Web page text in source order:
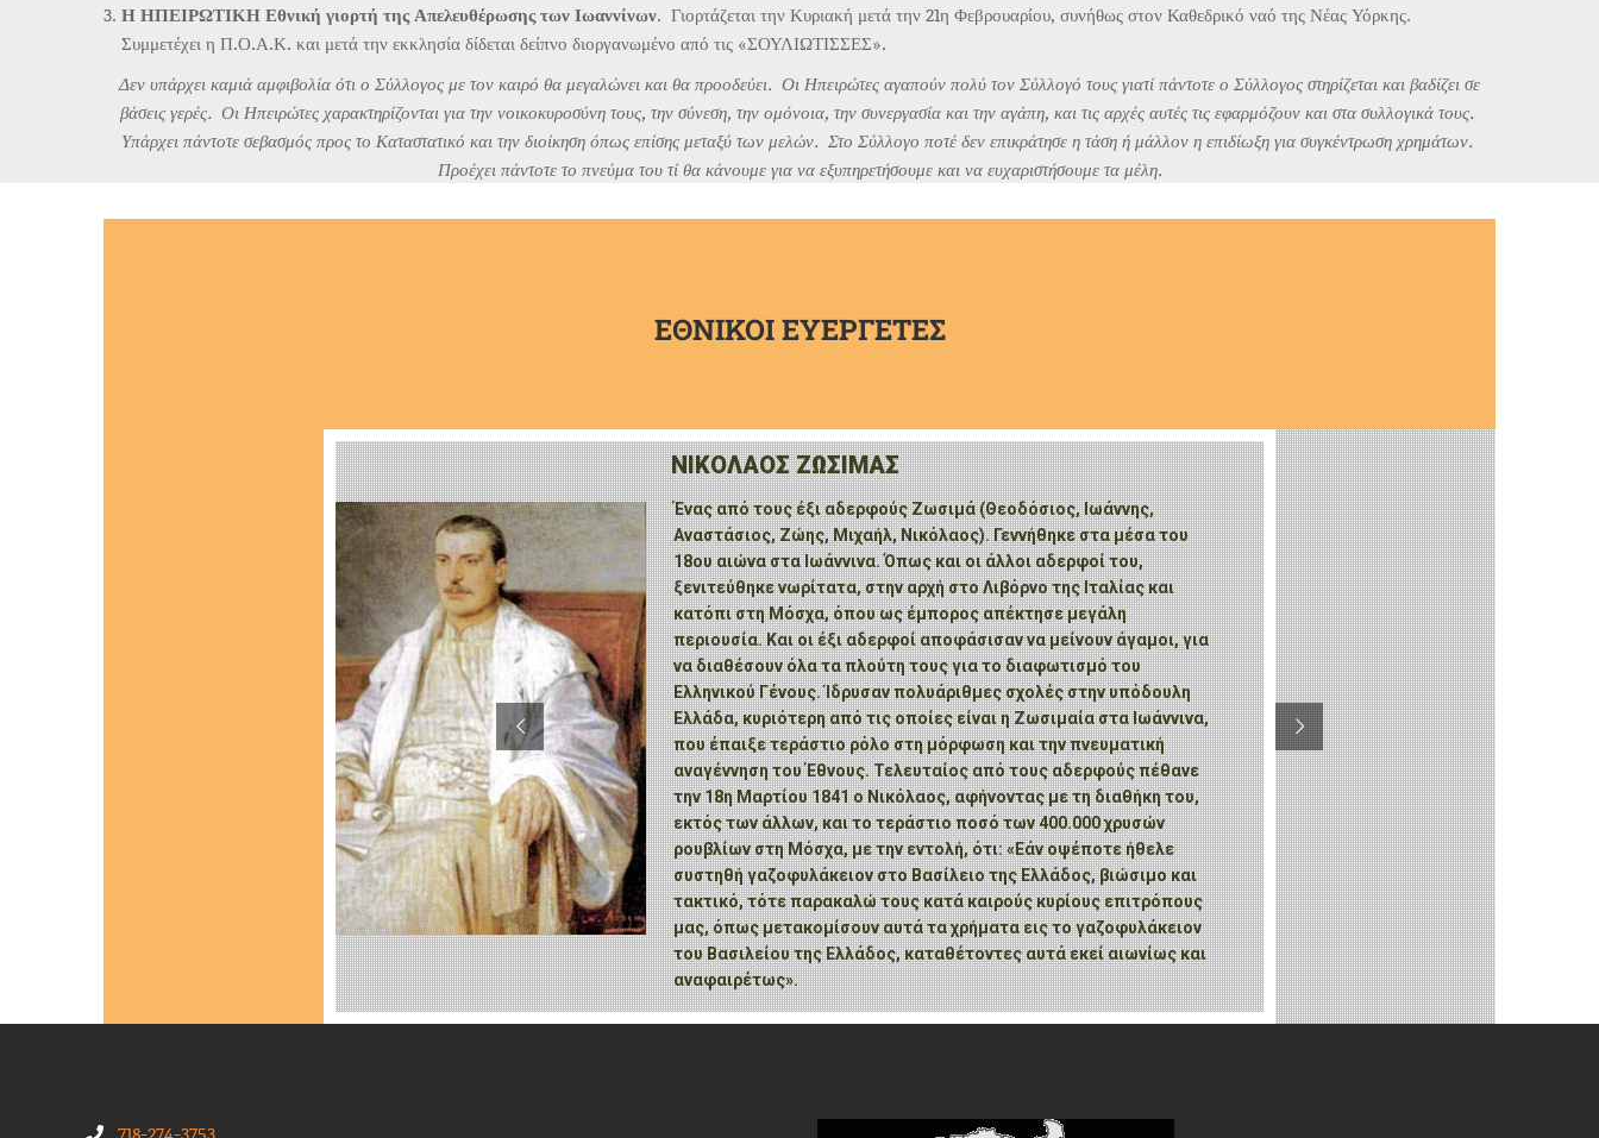
Η ΗΠΕΙΡΩΤΙΚΗ Εθνική γιορτή της Απελευθέρωσης των Ιωαννίνων. Γιορτάζεται την Κυριακή μετά την 21η Φεβρουαρίου, συνήθως στον Καθεδρικό ναό της Νέας Υόρκης.
Συμμετέχει η Π.Ο.Α.Κ. και μετά την εκκλησία δίδεται δείπνο διοργανωμένο από τις «ΣΟΥΛΙΩΤΙΣΣΕΣ».
Δεν υπάρχει καμιά αμφιβολία ότι ο Σύλλογος με τον καιρό θα μεγαλώνει και θα προοδεύει. Οι Ηπειρώτες αγαπούν πολύ τον Σύλλογό τους γιατί πάντοτε ο Σύλλογος στηρίζεται και βαδίζει σε
βάσεις γερές. Οι Ηπειρώτες χαρακτηρίζονται για την νοικοκυροσύνη τους, την σύνεση, την ομόνοια, την συνεργασία και την αγάπη, και τις αρχές αυτές τις εφαρμόζουν και στα συλλογικά τους.
Υπάρχει πάντοτε σεβασμός προς το Καταστατικό και την διοίκηση όπως επίσης μεταξύ των μελών. Στο Σύλλογο ποτέ δεν επικράτησε η τάση ή μάλλον η επιδίωξη για συγκέντρωση χρημάτων.
Προέχει πάντοτε το πνεύμα του τί θα κάνουμε για να εξυπηρετήσουμε και να ευχαριστήσουμε τα μέλη.
ΕΘΝΙΚΟΙ ΕΥΕΡΓΕΤΕΣ
ΝΙΚΟΛΑΟΣ ΖΩΣΙΜΑΣ
Ένας από τους έξι αδερφούς Ζωσιμά (Θεοδόσιος, Ιωάννης,
Αναστάσιος, Ζώης, Μιχαήλ, Νικόλαος). Γεννήθηκε στα μέσα του
18ου αιώνα στα Ιωάννινα. Όπως και οι άλλοι αδερφοί του,
ξενιτεύθηκε νωρίτατα, στην αρχή στο Λιβόρνο της Ιταλίας και
κατόπι στη Μόσχα, όπου ως έμπορος απέκτησε μεγάλη
περιουσία. Και οι έξι αδερφοί αποφάσισαν να μείνουν άγαμοι, για
να διαθέσουν όλα τα πλούτη τους για το διαφωτισμό του
Ελληνικού Γένους. Ίδρυσαν πολυάριθμες σχολές στην υπόδουλη
Ελλάδα, κυριότερη από τις οποίες είναι η Ζωσιμαία στα Ιωάννινα,
που έπαιξε τεράστιο ρόλο στη μόρφωση και την πνευματική
αναγέννηση του Έθνους. Τελευταίος από τους αδερφούς πέθανε
την 18η Μαρτίου 1841 ο Νικόλαος, αφήνοντας με τη διαθήκη του,
εκτός των άλλων, και το τεράστιο ποσό των 400.000 χρυσών
ρουβλίων στη Μόσχα, με την εντολή, ότι: «Εάν οψέποτε ήθελε
συστηθή γαζοφυλάκειον στο Βασίλειο της Ελλάδος, βιώσιμο και
τακτικό, τότε παρακαλώ τους κατά καιρούς κυρίους επιτρόπους
μας, όπως μετακομίσουν αυτά τα χρήματα εις το γαζοφυλάκειον
του Βασιλείου της Ελλάδος, καταθέτοντες αυτά εκεί αιωνίως και
αναφαιρέτως».